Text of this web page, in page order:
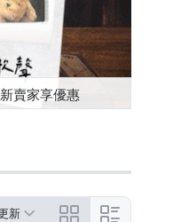
新賣家享優惠
新